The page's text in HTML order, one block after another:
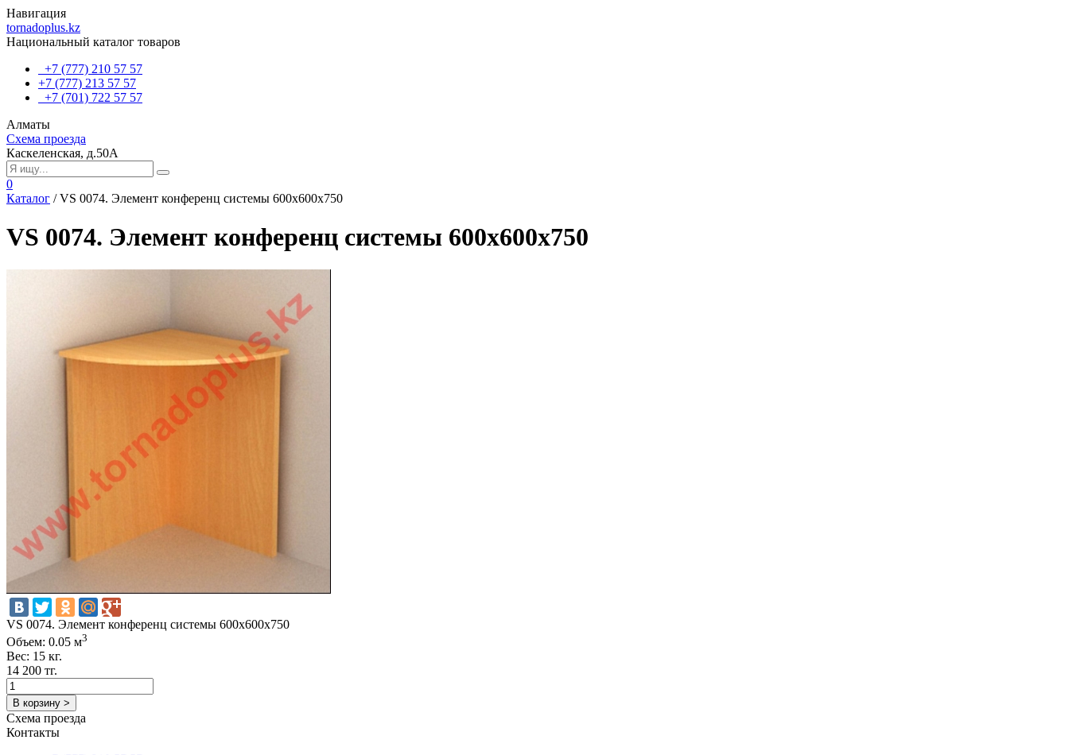
Навигация
tornadoplus.kz
Национальный каталог товаров
+7 (777) 210 57 57
+7 (777) 213 57 57
+7 (701) 722 57 57
Алматы
Схема проезда
Каскеленская, д.50А
0
Каталог /VS 0074. Элемент конференц системы 600х600х750
VS 0074. Элемент конференц системы 600х600х750
VS 0074. Элемент конференц системы 600х600х750
Объем: 0.05 м3
Вес: 15 кг.
14 200 тг.
В корзину >
Схема проезда
Контакты